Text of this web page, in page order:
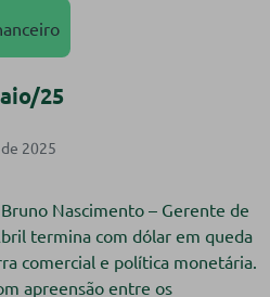
25
2025
Nascimento – Gerente de
termina com dólar em queda
comercial e política monetária.
apreensão entre os